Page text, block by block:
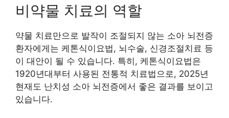
비약물 치료의 역할
약물 치료만으로 발작이 조절되지 않는 소아 뇌전증
환자에게는 케톤식이요법, 뇌수술, 신경조절치료 등
이 대안이 될 수 있습니다. 특히, 케톤식이요법은
1920년대부터 사용된 전통적 치료법으로, 2025년
현재도 난치성 소아 뇌전증에서 좋은 결과를 보이고
있습니다.